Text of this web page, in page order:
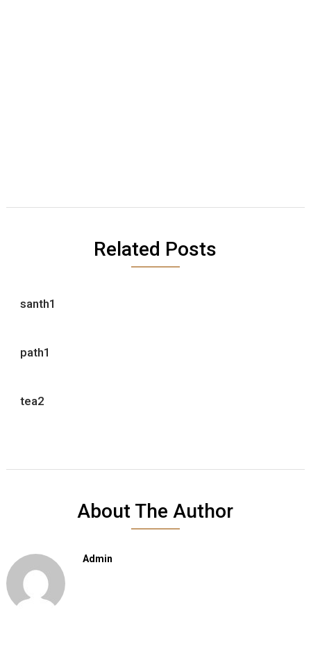
Related Posts
santh1
path1
tea2
About The Author
Admin